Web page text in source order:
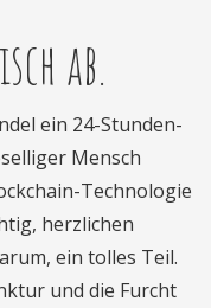
ab.
ein 24-Stunden-
Mensch
Technologie
herzlichen
ein tolles Teil.
und die Furcht